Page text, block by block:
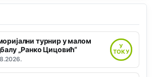
турнир у малом
„Ранко Цицовић“
У
ТОКУ